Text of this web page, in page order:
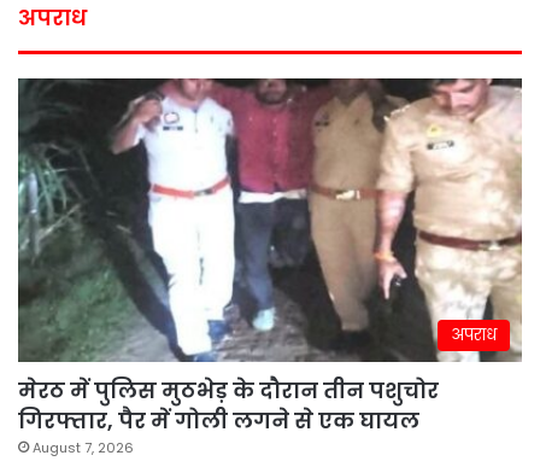
अपराध
अपराध
मेरठ में पुलिस मुठभेड़ के दौरान तीन पशुचोर
गिरफ्तार, पैर में गोली लगने से एक घायल
August 7, 2026